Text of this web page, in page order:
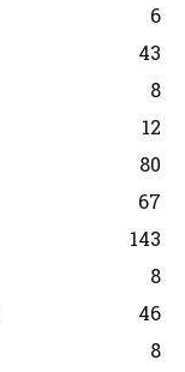
6
43
8
12
80
67
143
8
46
8